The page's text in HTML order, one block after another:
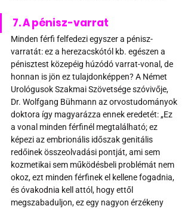
7. A pénisz-varrat
Minden férfi felfedezi egyszer a pénisz-
varratát: ez a herezacskótól kb. egészen a
pénisztest közepéig húzódó varrat-vonal, de
honnan is jön ez tulajdonképpen? A Német
Urológusok Szakmai Szövetsége szóvivője,
Dr. Wolfgang Bühmann az orvostudományok
doktora így magyarázza ennek eredetét: „Ez
a vonal minden férfinél megtalálható; ez
képezi az embrionális időszak genitális
redőinek összeolvadási pontját, ami sem
kozmetikai sem működésbeli problémát nem
okoz, ezt minden férfinek el kellene fogadnia,
és óvakodnia kell attól, hogy ettől
megszabaduljon, ez egy nagyon érzékeny